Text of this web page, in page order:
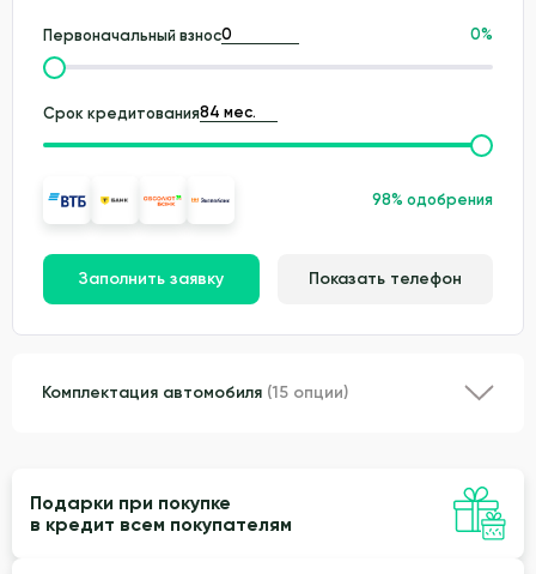
Первоначальный взнос 0%
Срок кредитования
98% одобрения
Заполнить заявку Показать телефон
Комплектация автомобиля (15 опции)
Подарки при покупке
в кредит всем покупателям